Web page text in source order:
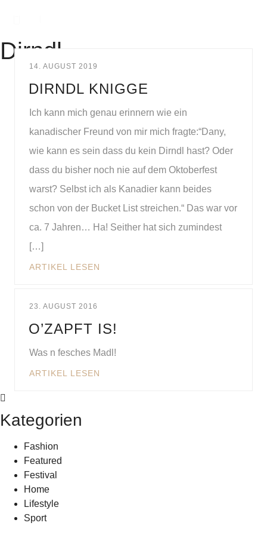
Dirndl
14. AUGUST 2019
DIRNDL KNIGGE
Ich kann mich genau erinnern wie ein
kanadischer Freund von mir mich fragte:“Dany,
wie kann es sein dass du kein Dirndl hast? Oder
dass du bisher noch nie auf dem Oktoberfest
warst? Selbst ich als Kanadier kann beides
schon von der Bucket List streichen.“ Das war vor
ca. 7 Jahren… Ha! Seither hat sich zumindest
[…]
ARTIKEL LESEN
23. AUGUST 2016
O’ZAPFT IS!
Was n fesches Madl!
ARTIKEL LESEN
Kategorien
Fashion
Featured
Festival
Home
Lifestyle
Sport